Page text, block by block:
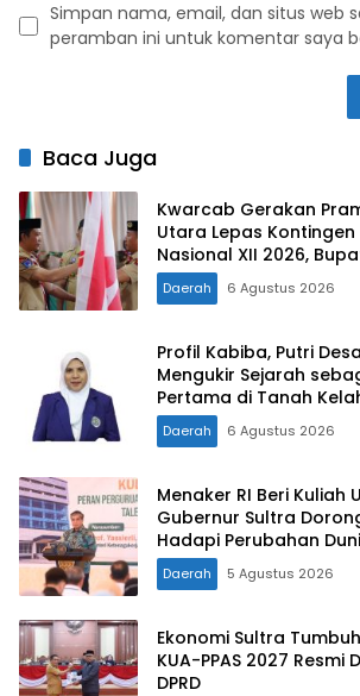
Simpan nama, email, dan situs web
peramban ini untuk komentar saya
Baca Juga
Kwarcab Gerakan
Utara Lepas
Nasional XII 2026,
Tunjukkan Karakter
Konut yang Disiplin dan
Daerah 6 Agustus 2026
Profil Kabiba, Putri
Mengukir Sejarah
Pertama di Tanah
Daerah 6 Agustus 2026
Menaker RI Beri Kuliah
Gubernur Sultra
Hadapi Perubahan
Daerah 5 Agustus 2026
Ekonomi Sultra
KUA-PPAS 2027 Resmi
DPRD